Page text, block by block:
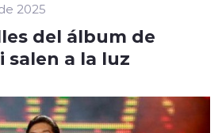
2025
del álbum de
salen a la luz